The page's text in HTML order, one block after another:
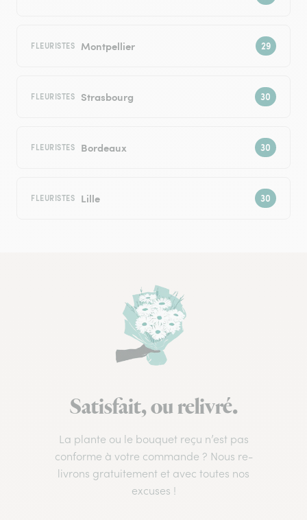
FLEURISTES Montpellier
FLEURISTES Strasbourg
FLEURISTES Bordeaux
FLEURISTES Lille
Satisfait, ou relivré.
La plante ou le bouquet reçu n’est pas
conforme à votre commande ? Nous re-
livrons gratuitement et avec toutes nos
excuses !